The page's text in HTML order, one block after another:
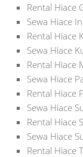
Rental Hiace
Sewa Hiace
Rental Hiace
Sewa Hiace
Rental Hiace
Sewa Hiace
Rental Hiace
Sewa Hiace
Rental Hiace
Sewa Hiace
Rental Hiace